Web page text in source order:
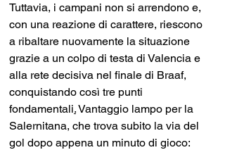
Tuttavia, i campani non si arrendono e,
con una reazione di carattere, riescono
a ribaltare nuovamente la situazione
grazie a un colpo di testa di Valencia e
alla rete decisiva nel finale di Braaf,
conquistando così tre punti
fondamentali. Vantaggio lampo per la
Salernitana, che trova subito la via del
gol dopo appena un minuto di gioco: